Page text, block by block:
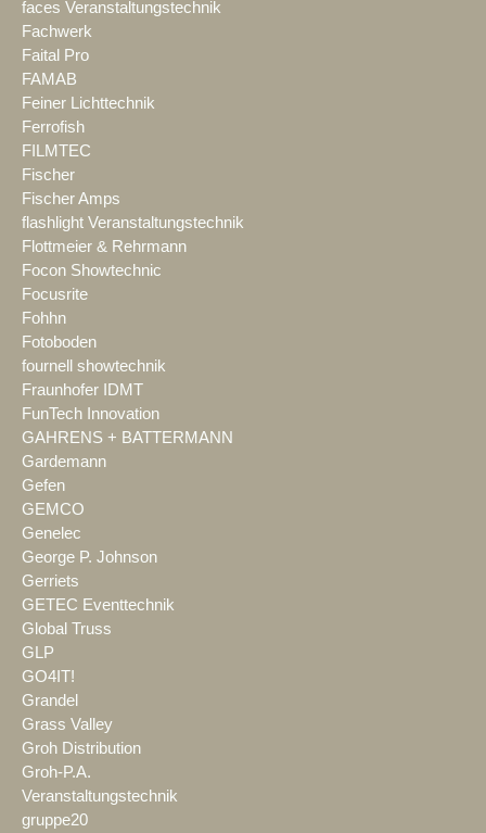
faces Veranstaltungstechnik
Fachwerk
Faital Pro
FAMAB
Feiner Lichttechnik
Ferrofish
FILMTEC
Fischer
Fischer Amps
flashlight Veranstaltungstechnik
Flottmeier & Rehrmann
Focon Showtechnic
Focusrite
Fohhn
Fotoboden
fournell showtechnik
Fraunhofer IDMT
FunTech Innovation
GAHRENS + BATTERMANN
Gardemann
Gefen
GEMCO
Genelec
George P. Johnson
Gerriets
GETEC Eventtechnik
Global Truss
GLP
GO4IT!
Grandel
Grass Valley
Groh Distribution
Groh-P.A.
Veranstaltungstechnik
gruppe20